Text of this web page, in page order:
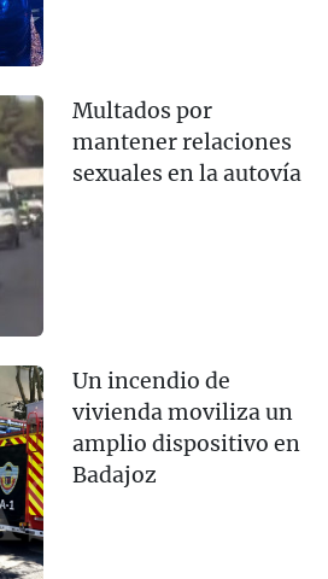
Multados por
mantener relaciones
sexuales en la autovía
Un incendio de
vivienda moviliza un
amplio dispositivo en
Badajoz